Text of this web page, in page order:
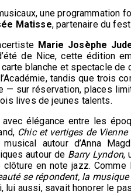
une programmation
Matisse, partenaire du
Marie Josèphe
de Nice, cette édition
blanche et spectacle
tandis que trois
— sur réservation, places
lives de jeunes talents.
avec élégance entre les
Chic et vertiges de
autour d’Anna
autour de Barry Lyndon,
en note jazz.
se répondent, la
lui aussi, savait honorer le